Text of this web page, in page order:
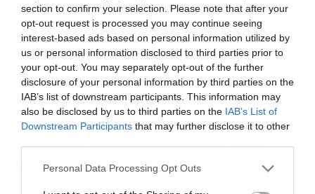
section to confirm your selection. Please note that after your
opt-out request is processed you may continue seeing
interest-based ads based on personal information utilized by
us or personal information disclosed to third parties prior to
your opt-out. You may separately opt-out of the further
disclosure of your personal information by third parties on the
IAB’s list of downstream participants. This information may
also be disclosed by us to third parties on the IAB’s List of
Downstream Participants that may further disclose it to other
Personal Data Processing Opt Outs
φορολόγηση για τα εφάπαξ και 7,5% για τη
σύνταξη.
• Για 16-25 έτη ασφάλισης προβλέπεται 10%
φορολόγηση για τα εφάπαξ και 5 % για τη
σύνταξη.
• Για 26 έτη ασφάλισης και άνω προβλέπεται 5%
φορολόγηση για τα εφάπαξ και 2,5% για τη
σύνταξη.
Εγγραφή στο
newsletter